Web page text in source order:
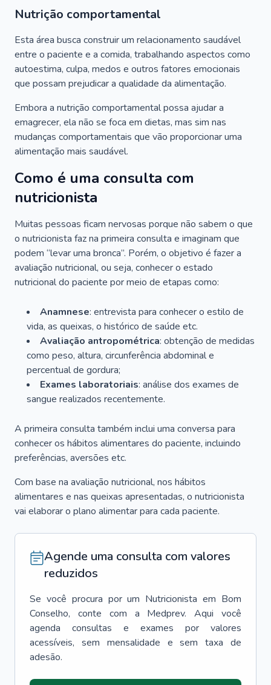
Nutrição comportamental
Esta área busca construir um relacionamento saudável
entre o paciente e a comida, trabalhando aspectos como
autoestima, culpa, medos e outros fatores emocionais
que possam prejudicar a qualidade da alimentação.
Embora a nutrição comportamental possa ajudar a
emagrecer, ela não se foca em dietas, mas sim nas
mudanças comportamentais que vão proporcionar uma
alimentação mais saudável.
Como é uma consulta com
nutricionista
Muitas pessoas ficam nervosas porque não sabem o que
o nutricionista faz na primeira consulta e imaginam que
podem “levar uma bronca”. Porém, o objetivo é fazer a
avaliação nutricional, ou seja, conhecer o estado
nutricional do paciente por meio de etapas como:
Anamnese: entrevista para conhecer o estilo de
vida, as queixas, o histórico de saúde etc.
Avaliação antropométrica: obtenção de medidas
como peso, altura, circunferência abdominal e
percentual de gordura;
Exames laboratoriais: análise dos exames de
sangue realizados recentemente.
A primeira consulta também inclui uma conversa para
conhecer os hábitos alimentares do paciente, incluindo
preferências, aversões etc.
Com base na avaliação nutricional, nos hábitos
alimentares e nas queixas apresentadas, o nutricionista
vai elaborar o plano alimentar para cada paciente.
Agende uma consulta com valores
reduzidos
Se você procura por um Nutricionista em Bom
Conselho, conte com a Medprev. Aqui você
agenda consultas e exames por valores
acessíveis, sem mensalidade e sem taxa de
adesão.